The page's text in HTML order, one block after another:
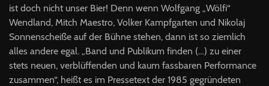
ist doch nicht unser Bier! Denn wenn Wolfgang „Wölfi“
Wendland, Mitch Maestro, Volker Kampfgarten und Nikolaj
Sonnenscheiße auf der Bühne stehen, dann ist so ziemlich
alles andere egal. „Band und Publikum finden (…) zu einer
stets neuen, verblüffenden und kaum fassbaren Performance
zusammen“, heißt es im Pressetext der 1985 gegründeten